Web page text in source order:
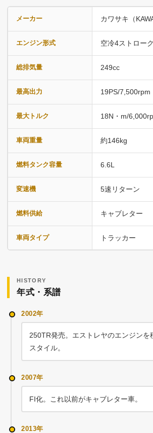
メーカー カワサキ（
エンジン形式 空冷4ストロー
総排気量 249cc
最高出力 19PS/7,500rpm
最大トルク 18N・m/
車両重量 約146kg
燃料タンク容量 6.6L
変速機 5速リターン
燃料供給 キャブレター
車両タイプ トラッカー
HISTORY
年式・系譜
2002年
250TR発売。エストレヤのエンジンを
スタイル。
2007年
FI化。これ以前がキャブレター車。
2013年